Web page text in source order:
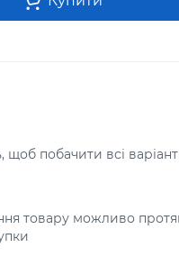
щоб побачити всі
товару можливо